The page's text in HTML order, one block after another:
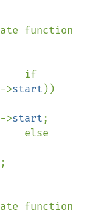
->start ))
->start;
;